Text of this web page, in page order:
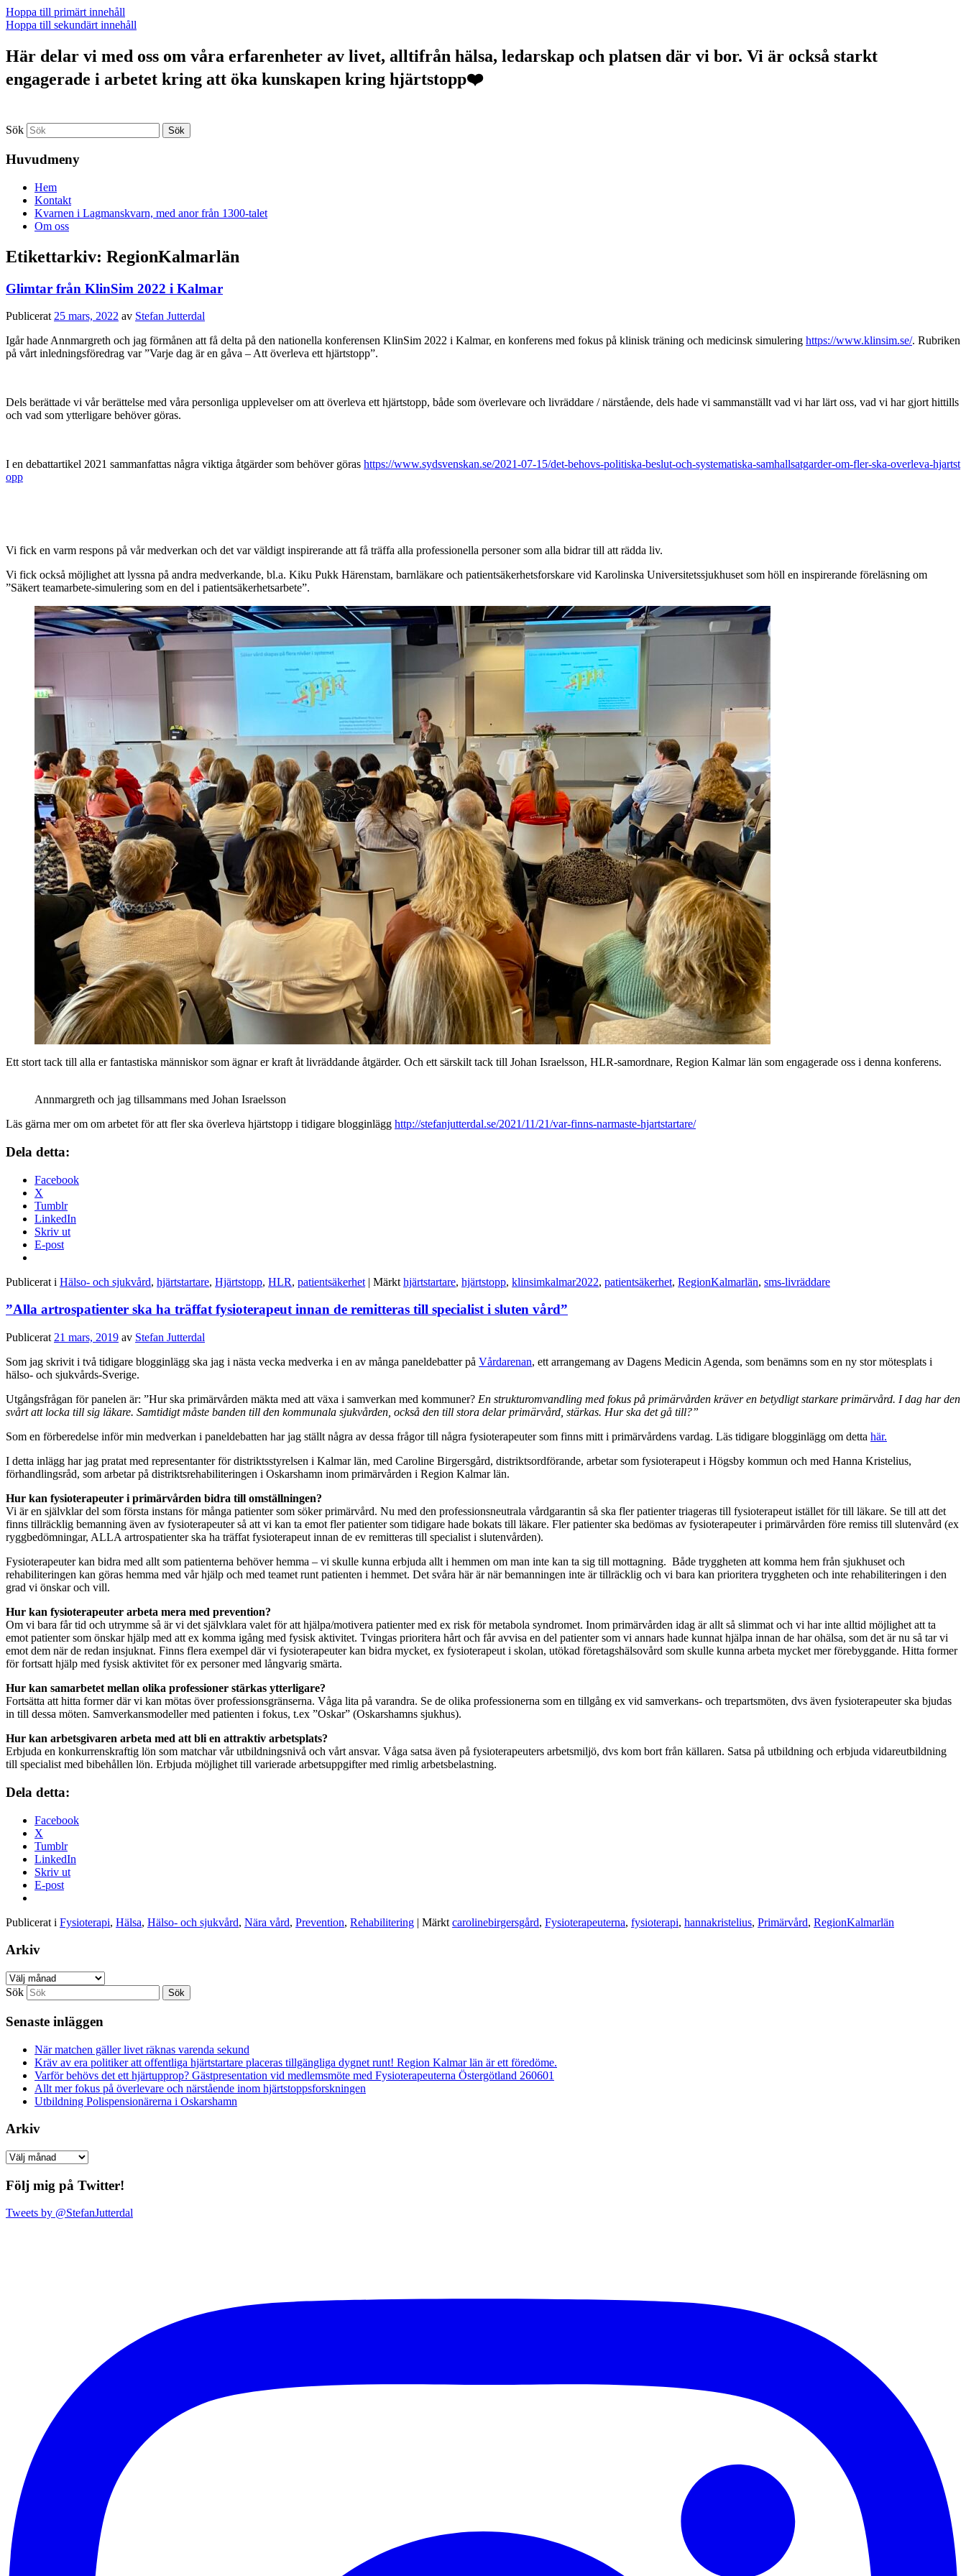
Hoppa till primärt innehåll
Hoppa till sekundärt innehåll
Här delar vi med oss om våra erfarenheter av livet, alltifrån hälsa, ledarskap och platsen där vi bor. Vi är också starkt
engagerade i arbetet kring att öka kunskapen kring hjärtstopp❤️
Sök
Huvudmeny
Hem
Kontakt
Kvarnen i Lagmanskvarn, med anor från 1300-talet
Om oss
Etikettarkiv: RegionKalmarlän
Glimtar från KlinSim 2022 i Kalmar
Publicerat 25 mars, 2022 av Stefan Jutterdal
Igår hade Annmargreth och jag förmånen att få delta på den nationella konferensen KlinSim 2022 i Kalmar, en konferens med fokus på klinisk träning och medicinsk simulering https://www.klinsim.se/. Rubriken
på vårt inledningsföredrag var ”Varje dag är en gåva – Att överleva ett hjärtstopp”.
Dels berättade vi vår berättelse med våra personliga upplevelser om att överleva ett hjärtstopp, både som överlevare och livräddare / närstående, dels hade vi sammanställt vad vi har lärt oss, vad vi har gjort hittills
och vad som ytterligare behöver göras.
I en debattartikel 2021 sammanfattas några viktiga åtgärder som behöver göras https://www.sydsvenskan.se/2021-07-15/det-behovs-politiska-beslut-och-systematiska-samhallsatgarder-om-fler-ska-overleva-hjartst
opp
Vi fick en varm respons på vår medverkan och det var väldigt inspirerande att få träffa alla professionella personer som alla bidrar till att rädda liv.
Vi fick också möjlighet att lyssna på andra medverkande, bl.a. Kiku Pukk Härenstam, barnläkare och patientsäkerhetsforskare vid Karolinska Universitetssjukhuset som höll en inspirerande föreläsning om
”Säkert teamarbete-simulering som en del i patientsäkerhetsarbete”.
Ett stort tack till alla er fantastiska människor som ägnar er kraft åt livräddande åtgärder. Och ett särskilt tack till Johan Israelsson, HLR-samordnare, Region Kalmar län som engagerade oss i denna konferens.
Annmargreth och jag tillsammans med Johan Israelsson
Läs gärna mer om om arbetet för att fler ska överleva hjärtstopp i tidigare blogginlägg http://stefanjutterdal.se/2021/11/21/var-finns-narmaste-hjartstartare/
Dela detta:
Facebook
X
Tumblr
LinkedIn
Skriv ut
E-post
Publicerat i Hälso- och sjukvård, hjärtstartare, Hjärtstopp, HLR, patientsäkerhet | Märkt hjärtstartare, hjärtstopp, klinsimkalmar2022, patientsäkerhet, RegionKalmarlän, sms-livräddare
”Alla artrospatienter ska ha träffat fysioterapeut innan de remitteras till specialist i sluten vård”
Publicerat 21 mars, 2019 av Stefan Jutterdal
Som jag skrivit i två tidigare blogginlägg ska jag i nästa vecka medverka i en av många paneldebatter på Vårdarenan, ett arrangemang av Dagens Medicin Agenda, som benämns som en ny stor mötesplats i
hälso- och sjukvårds-Sverige.
Utgångsfrågan för panelen är: ”Hur ska primärvården mäkta med att växa i samverkan med kommuner? En strukturomvandling med fokus på primärvården kräver en betydligt starkare primärvård. I dag har den
svårt att locka till sig läkare. Samtidigt måste banden till den kommunala sjukvården, också den till stora delar primärvård, stärkas. Hur ska det gå till?”
Som en förberedelse inför min medverkan i paneldebatten har jag ställt några av dessa frågor till några fysioterapeuter som finns mitt i primärvårdens vardag. Läs tidigare blogginlägg om detta här.
I detta inlägg har jag pratat med representanter för distriktsstyrelsen i Kalmar län, med Caroline Birgersgård, distriktsordförande, arbetar som fysioterapeut i Högsby kommun och med Hanna Kristelius,
förhandlingsråd, som arbetar på distriktsrehabiliteringen i Oskarshamn inom primärvården i Region Kalmar län.
Hur kan fysioterapeuter i primärvården bidra till omställningen?
Vi är en självklar del som första instans för många patienter som söker primärvård. Nu med den professionsneutrala vårdgarantin så ska fler patienter triageras till fysioterapeut istället för till läkare. Se till att det
finns tillräcklig bemanning även av fysioterapeuter så att vi kan ta emot fler patienter som tidigare hade bokats till läkare. Fler patienter ska bedömas av fysioterapeuter i primärvården före remiss till slutenvård (ex
ryggbedömningar, ALLA artrospatienter ska ha träffat fysioterapeut innan de ev remitteras till specialist i slutenvården).
Fysioterapeuterkan bidra med allt som patienterna behöver hemma – vi skulle kunna erbjuda allt i hemmen om man inte kan ta sig till mottagning. Både tryggheten att komma hem från sjukhuset och
rehabiliteringen kan göras hemma med vår hjälp och med teamet runt patienten i hemmet. Det svåra här är när bemanningen inte är tillräcklig och vi bara kan prioritera tryggheten och inte rehabiliteringen i den
grad vi önskar och vill.
Hur kan fysioterapeuter arbeta mera med prevention?
Om vi bara får tid och utrymme så är vi det självklara valet för att hjälpa/motivera patienter med ex risk för metabola syndromet. Inom primärvården idag är allt så slimmat och vi har inte alltid möjlighet att ta
emot patienter som önskar hjälp med att ex komma igång med fysisk aktivitet. Tvingas prioritera hårt och får avvisa en del patienter som vi annars hade kunnat hjälpa innan de har ohälsa, som det är nu så tar vi
emot dem när de redan insjuknat. Finns flera exempel där vi fysioterapeuter kan bidra mycket, ex fysioterapeut i skolan, utökad företagshälsovård som skulle kunna arbeta mycket mer förebyggande. Hitta former
för fortsatt hjälp med fysisk aktivitet för ex personer med långvarig smärta.
Hur kan samarbetet mellan olika professioner stärkas ytterligare?
Fortsätta att hitta former där vi kan mötas över professionsgränserna. Våga lita på varandra. Se de olika professionerna som en tillgång ex vid samverkans- och trepartsmöten, dvs även fysioterapeuter ska bjudas
in till dessa möten. Samverkansmodeller med patienten i fokus, t.ex ”Oskar” (Oskarshamns sjukhus).
Hur kan arbetsgivaren arbeta med att bli en attraktiv arbetsplats?
Erbjuda en konkurrenskraftig lön som matchar vår utbildningsnivå och vårt ansvar. Våga satsa även på fysioterapeuters arbetsmiljö, dvs kom bort från källaren. Satsa på utbildning och erbjuda vidareutbildning
till specialist med bibehållen lön. Erbjuda möjlighet till varierade arbetsuppgifter med rimlig arbetsbelastning.
Dela detta:
Facebook
X
Tumblr
LinkedIn
Skriv ut
E-post
Publicerat i Fysioterapi, Hälsa, Hälso- och sjukvård, Nära vård, Prevention, Rehabilitering | Märkt carolinebirgersgård, Fysioterapeuterna, fysioterapi, hannakristelius, Primärvård, RegionKalmarlän
Arkiv
Arkiv
Sök
Senaste inläggen
När matchen gäller livet räknas varenda sekund
Kräv av era politiker att offentliga hjärtstartare placeras tillgängliga dygnet runt! Region Kalmar län är ett föredöme.
Varför behövs det ett hjärtupprop? Gästpresentation vid medlemsmöte med Fysioterapeuterna Östergötland 260601
Allt mer fokus på överlevare och närstående inom hjärtstoppsforskningen
Utbildning Polispensionärerna i Oskarshamn
Arkiv
Arkiv
Följ mig på Twitter!
Tweets by @StefanJutterdal